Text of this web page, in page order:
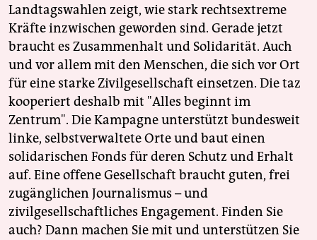
Landtagswahlen zeigt, wie stark rechtsextreme
Kräfte inzwischen geworden sind. Gerade jetzt
braucht es Zusammenhalt und Solidarität. Auch
und vor allem mit den Menschen, die sich vor Ort
für eine starke Zivilgesellschaft einsetzen. Die taz
kooperiert deshalb mit "Alles beginnt im
Zentrum". Die Kampagne unterstützt bundesweit
linke, selbstverwaltete Orte und baut einen
solidarischen Fonds für deren Schutz und Erhalt
auf. Eine offene Gesellschaft braucht guten, frei
zugänglichen Journalismus – und
zivilgesellschaftliches Engagement. Finden Sie
auch? Dann machen Sie mit und unterstützen Sie